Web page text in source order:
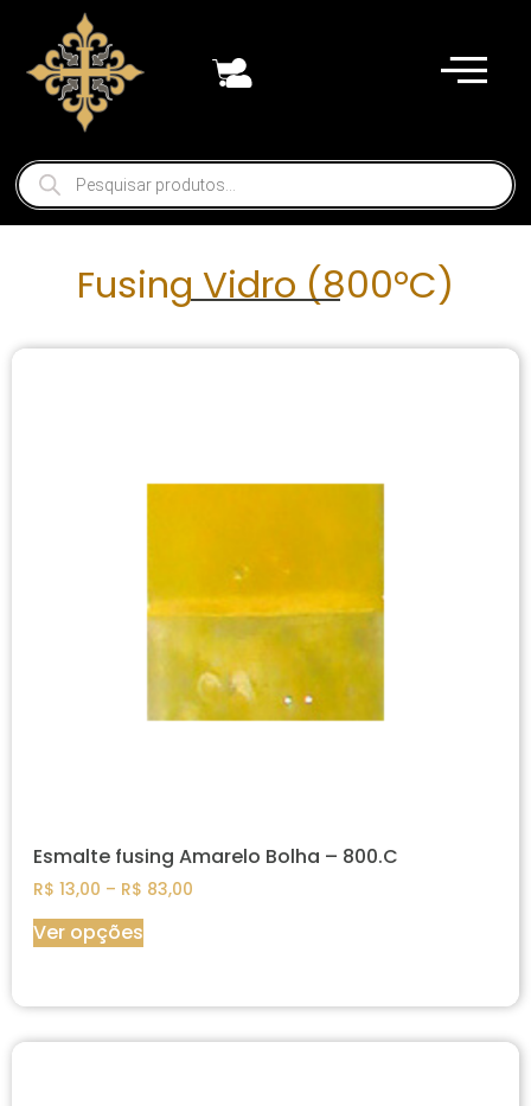
Fusing Vidro (800°C)
Esmalte fusing Amarelo Bolha – 800.C
R$ 13,00 – R$ 83,00
Ver opções